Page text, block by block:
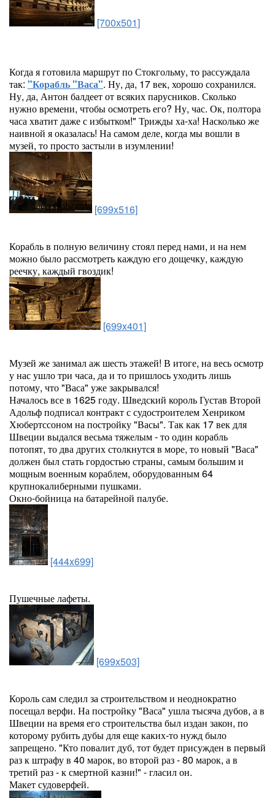
[700x501]
Когда я готовила маршрут по Стокгольму, то рассуждала
так: "Корабль "Васа". Ну, да, 17 век, хорошо сохранился.
Ну, да, Антон балдеет от всяких парусников. Сколько
нужно времени, чтобы осмотреть его? Ну, час. Ок, полтора
часа хватит даже с избытком!" Трижды ха-ха! Насколько же
наивной я оказалась! На самом деле, когда мы вошли в
музей, то просто застыли в изумлении!
[699x516]
Корабль в полную величину стоял перед нами, и на нем
можно было рассмотреть каждую его дощечку, каждую
реечку, каждый гвоздик!
[699x401]
Музей же занимал аж шесть этажей! В итоге, на весь осмотр
у нас ушло три часа, да и то пришлось уходить лишь
потому, что "Васа" уже закрывался!
Началось все в 1625 году. Шведский король Густав Второй
Адольф подписал контракт с судостроителем Хенриком
Хюбертссоном на постройку "Васы". Так как 17 век для
Швеции выдался весьма тяжелым - то один корабль
потопят, то два других столкнутся в море, то новый "Васа"
должен был стать гордостью страны, самым большим и
мощным военным кораблем, оборудованным 64
крупнокалиберными пушками.
Окно-бойница на батарейной палубе.
[444x699]
Пушечные лафеты.
[699x503]
Король сам следил за строительством и неоднократно
посещал верфи. На постройку "Васа" ушла тысяча дубов, а в
Швеции на время его строительства был издан закон, по
которому рубить дубы для еще каких-то нужд было
запрещено. "Кто повалит дуб, тот будет присужден в первый
раз к штрафу в 40 марок, во второй раз - 80 марок, а в
третий раз - к смертной казни!" - гласил он.
Макет судоверфей.